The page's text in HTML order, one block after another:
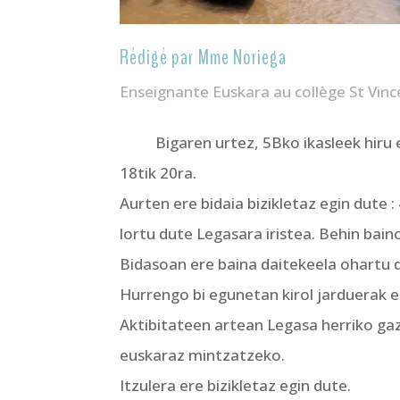
Rédigé par Mme Noriega
Enseignante Euskara au collège St
Bigaren urtez, 5Bko ikasleek hiru
18tik 20ra.
Aurten ere bidaia bizikletaz egin dute
lortu dute Legasara iristea. Behin
Bidasoan ere baina daitekeela ohartu
Hurrengo bi egunetan kirol jarduerak
Aktibitateen artean Legasa herriko
euskaraz mintzatzeko.
Itzulera ere bizikletaz egin dute.